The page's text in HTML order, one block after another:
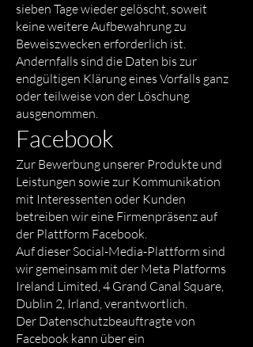
sieben Tage wieder gelöscht, soweit
keine weitere Aufbewahrung zu
Beweiszwecken erforderlich ist.
Andernfalls sind die Daten bis zur
endgültigen Klärung eines Vorfalls ganz
oder teilweise von der Löschung
ausgenommen.
Facebook
Zur Bewerbung unserer Produkte und
Leistungen sowie zur Kommunikation
mit Interessenten oder Kunden
betreiben wir eine Firmenpräsenz auf
der Plattform Facebook.
Auf dieser Social-Media-Plattform sind
wir gemeinsam mit der Meta Platforms
Ireland Limited, 4 Grand Canal Square,
Dublin 2, Irland, verantwortlich.
Der Datenschutzbeauftragte von
Facebook kann über ein